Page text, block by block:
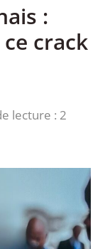
:
crack
lecture : 2